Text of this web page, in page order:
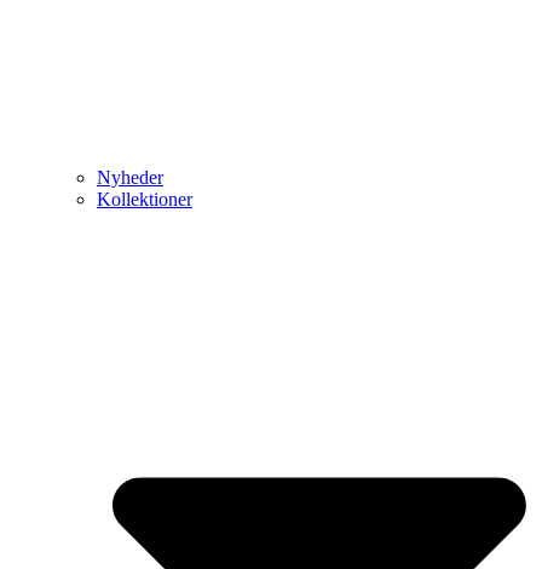
Nyheder
Kollektioner